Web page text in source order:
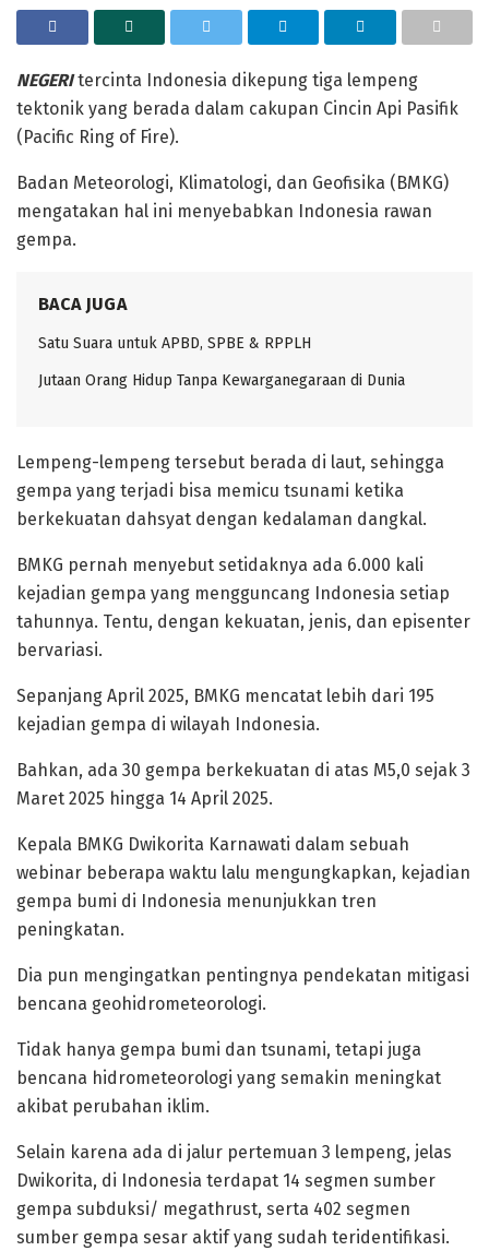
NEGERItercinta Indonesia dikepung tiga lempeng
tektonik yang berada dalam cakupan Cincin Api Pasifik
(Pacific Ring of Fire).
Badan Meteorologi, Klimatologi, dan Geofisika (BMKG)
mengatakan hal ini menyebabkan Indonesia rawan
gempa.
BACA JUGA
Satu Suara untuk APBD, SPBE & RPPLH
Jutaan Orang Hidup Tanpa Kewarganegaraan di Dunia ‎
‎Lempeng-lempeng tersebut berada di laut, sehingga
gempa yang terjadi bisa memicu tsunami ketika
berkekuatan dahsyat dengan kedalaman dangkal.
‎BMKG pernah menyebut setidaknya ada 6.000 kali
kejadian gempa yang mengguncang Indonesia setiap
tahunnya. Tentu, dengan kekuatan, jenis, dan episenter
bervariasi.
‎Sepanjang April 2025, BMKG mencatat lebih dari 195
kejadian gempa di wilayah Indonesia.
Bahkan, ada 30 gempa berkekuatan di atas M5,0 sejak 3
Maret 2025 hingga 14 April 2025.
‎Kepala BMKG Dwikorita Karnawati dalam sebuah
webinar beberapa waktu lalu mengungkapkan, kejadian
gempa bumi di Indonesia menunjukkan tren
peningkatan.
Dia pun mengingatkan pentingnya pendekatan mitigasi
bencana geohidrometeorologi.
‎Tidak hanya gempa bumi dan tsunami, tetapi juga
bencana hidrometeorologi yang semakin meningkat
akibat perubahan iklim.
‎Selain karena ada di jalur pertemuan 3 lempeng, jelas
Dwikorita, di Indonesia terdapat 14 segmen sumber
gempa subduksi/ megathrust, serta 402 segmen
sumber gempa sesar aktif yang sudah teridentifikasi.